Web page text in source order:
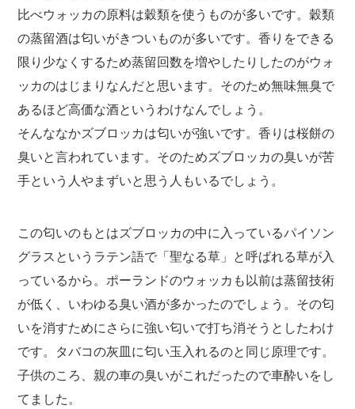
比べウォッカの原料は穀類を使うものが多いです。穀類
の蒸留酒は匂いがきついものが多いです。香りをできる
限り少なくするため蒸留回数を増やしたりしたのがウォ
ッカのはじまりなんだと思います。そのため無味無臭で
あるほど高価な酒というわけなんでしょう。
そんななかズブロッカは匂いが強いです。香りは桜餅の
臭いと言われています。そのためズブロッカの臭いが苦
手という人やまずいと思う人もいるでしょう。
この匂いのもとはズブロッカの中に入っているパイソン
グラスというラテン語で「聖なる草」と呼ばれる草が入
っているから。ポーランドのウォッカも以前は蒸留技術
が低く、いわゆる臭い酒が多かったのでしょう。その匂
いを消すためにさらに強い匂いで打ち消そうとしたわけ
です。タバコの灰皿に匂い玉入れるのと同じ原理です。
子供のころ、親の車の臭いがこれだったので車酔いをし
てました。